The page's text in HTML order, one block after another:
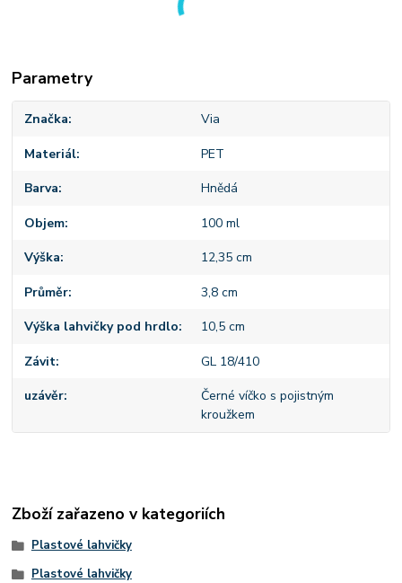
Parametry
Značka Via
Materiál PET
Barva Hnědá
Objem 100 ml
Výška 12,35 cm
Průměr 3,8 cm
Výška lahvičky pod hrdlo 10,5 cm
Závit GL 18/410
uzávěr
Černé víčko s pojistným
kroužkem
Zboží zařazeno v kategoriích
Plastové lahvičky
Plastové lahvičky